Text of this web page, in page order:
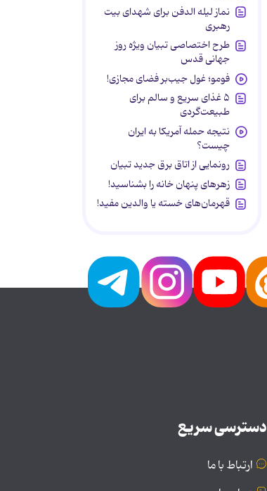
نماز لیله الدفن برای شهدای بیت
رهبری
طرح اختصاصی تبیان ویژه روز
جهانی قدس
فومو؛ غول جیب‌بر فضای مجازی!
۵ غذای سریع و سالم برای
طبیعت‌گردی
نتیجه حمله آمریکا به ایران
چیست؟
رونمایی از اتاق برق جدید تبیان
زهرهای پنهان خانه را بشناسید!
قهرمان‌های خسته یا والدین مفید!
دسترسی سریع
ارتباط با ما